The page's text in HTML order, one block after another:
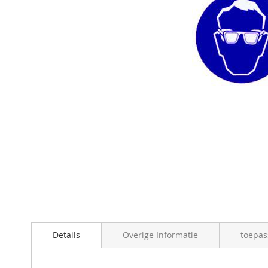
Details Overige Informatie